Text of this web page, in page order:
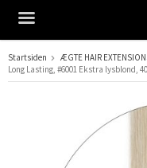
Produktet er
Startsiden ÆGTE HAIR
Long Lasting, #6001 Ekstra lysblond,